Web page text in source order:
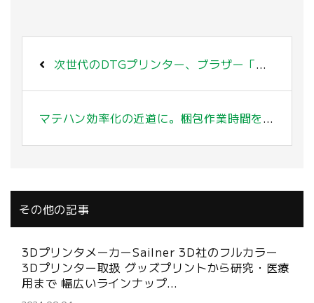
次世代のDTGプリンター、ブラザー「GTX pro」ならイメージ・マジックにご相談ください。
マテハン効率化の近道に。梱包作業時間を5分の１にする「ODPS-K70L」を販売開始
その他の記事
3DプリンタメーカーSailner 3D社のフルカラー
3Dプリンター取扱 グッズプリントから研究・医療
用まで 幅広いラインナップ…